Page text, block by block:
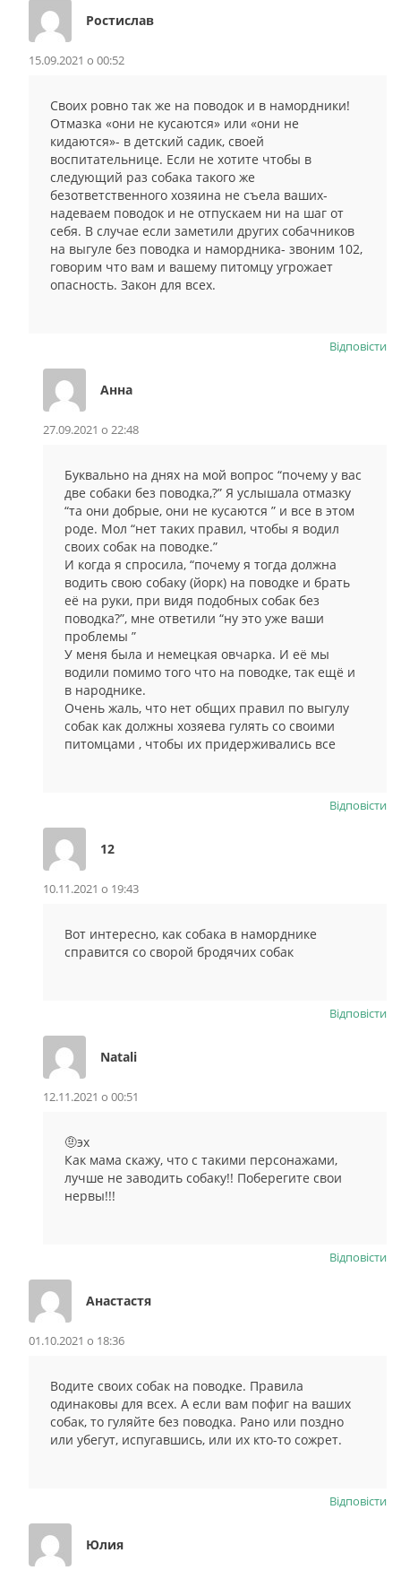
Ростислав
15.09.2021 о 00:52
Своих ровно так же на поводок и в намордники!
Отмазка «они не кусаются» или «они не
кидаются»- в детский садик, своей
воспитательнице. Если не хотите чтобы в
следующий раз собака такого же
безответственного хозяина не съела ваших-
надеваем поводок и не отпускаем ни на шаг от
себя. В случае если заметили других собачников
на выгуле без поводка и намордника- звоним 102,
говорим что вам и вашему питомцу угрожает
опасность. Закон для всех.
Відповіcти
Анна
27.09.2021 о 22:48
Буквально на днях на мой вопрос “почему у вас
две собаки без поводка,?” Я услышала отмазку
“та они добрые, они не кусаются ” и все в этом
роде. Мол “нет таких правил, чтобы я водил
своих собак на поводке.”
И когда я спросила, “почему я тогда должна
водить свою собаку (йорк) на поводке и брать
её на руки, при видя подобных собак без
поводка?”, мне ответили “ну это уже ваши
проблемы ”
У меня была и немецкая овчарка. И её мы
водили помимо того что на поводке, так ещё и
в народнике.
Очень жаль, что нет общих правил по выгулу
собак как должны хозяева гулять со своими
питомцами , чтобы их придерживались все
Відповіcти
12
10.11.2021 о 19:43
Вот интересно, как собака в наморднике
справится со сворой бродячих собак
Відповіcти
Natali
12.11.2021 о 00:51
🤨эх
Как мама скажу, что с такими персонажами,
лучше не заводить собаку!! Поберегите свои
нервы!!!
Відповіcти
Анастастя
01.10.2021 о 18:36
Водите своих собак на поводке. Правила
одинаковы для всех. А если вам пофиг на ваших
собак, то гуляйте без поводка. Рано или поздно
или убегут, испугавшись, или их кто-то сожрет.
Відповіcти
Юлия